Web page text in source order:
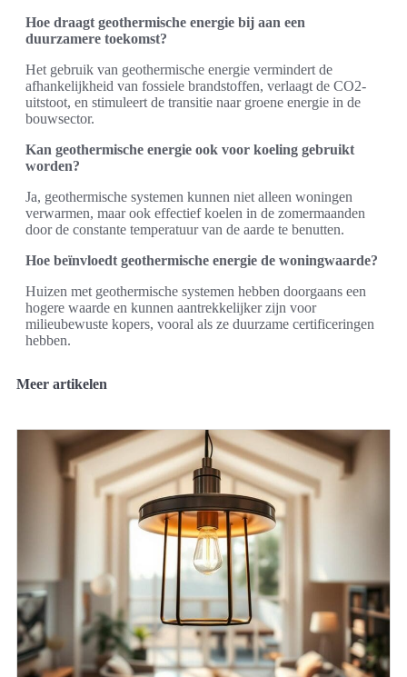
Hoe draagt geothermische energie bij aan een
duurzamere toekomst?
Het gebruik van geothermische energie vermindert de
afhankelijkheid van fossiele brandstoffen, verlaagt de CO2-
uitstoot, en stimuleert de transitie naar groene energie in de
bouwsector.
Kan geothermische energie ook voor koeling gebruikt
worden?
Ja, geothermische systemen kunnen niet alleen woningen
verwarmen, maar ook effectief koelen in de zomermaanden
door de constante temperatuur van de aarde te benutten.
Hoe beïnvloedt geothermische energie de woningwaarde?
Huizen met geothermische systemen hebben doorgaans een
hogere waarde en kunnen aantrekkelijker zijn voor
milieubewuste kopers, vooral als ze duurzame certificeringen
hebben.
Meer artikelen